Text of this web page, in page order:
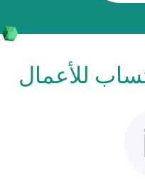
للأعمال